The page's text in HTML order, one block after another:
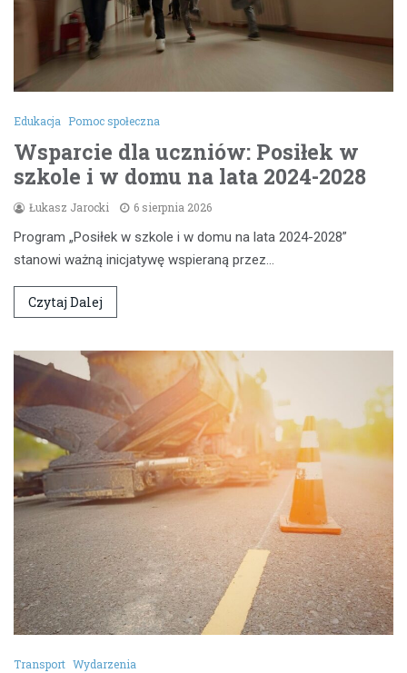
Edukacja Pomoc społeczna
Wsparcie dla uczniów: Posiłek w
szkole i w domu na lata 2024-2028
Łukasz Jarocki 6 sierpnia 2026
Program „Posiłek w szkole i w domu na lata 2024-2028”
stanowi ważną inicjatywę wspieraną przez…
Czytaj Dalej
Transport Wydarzenia